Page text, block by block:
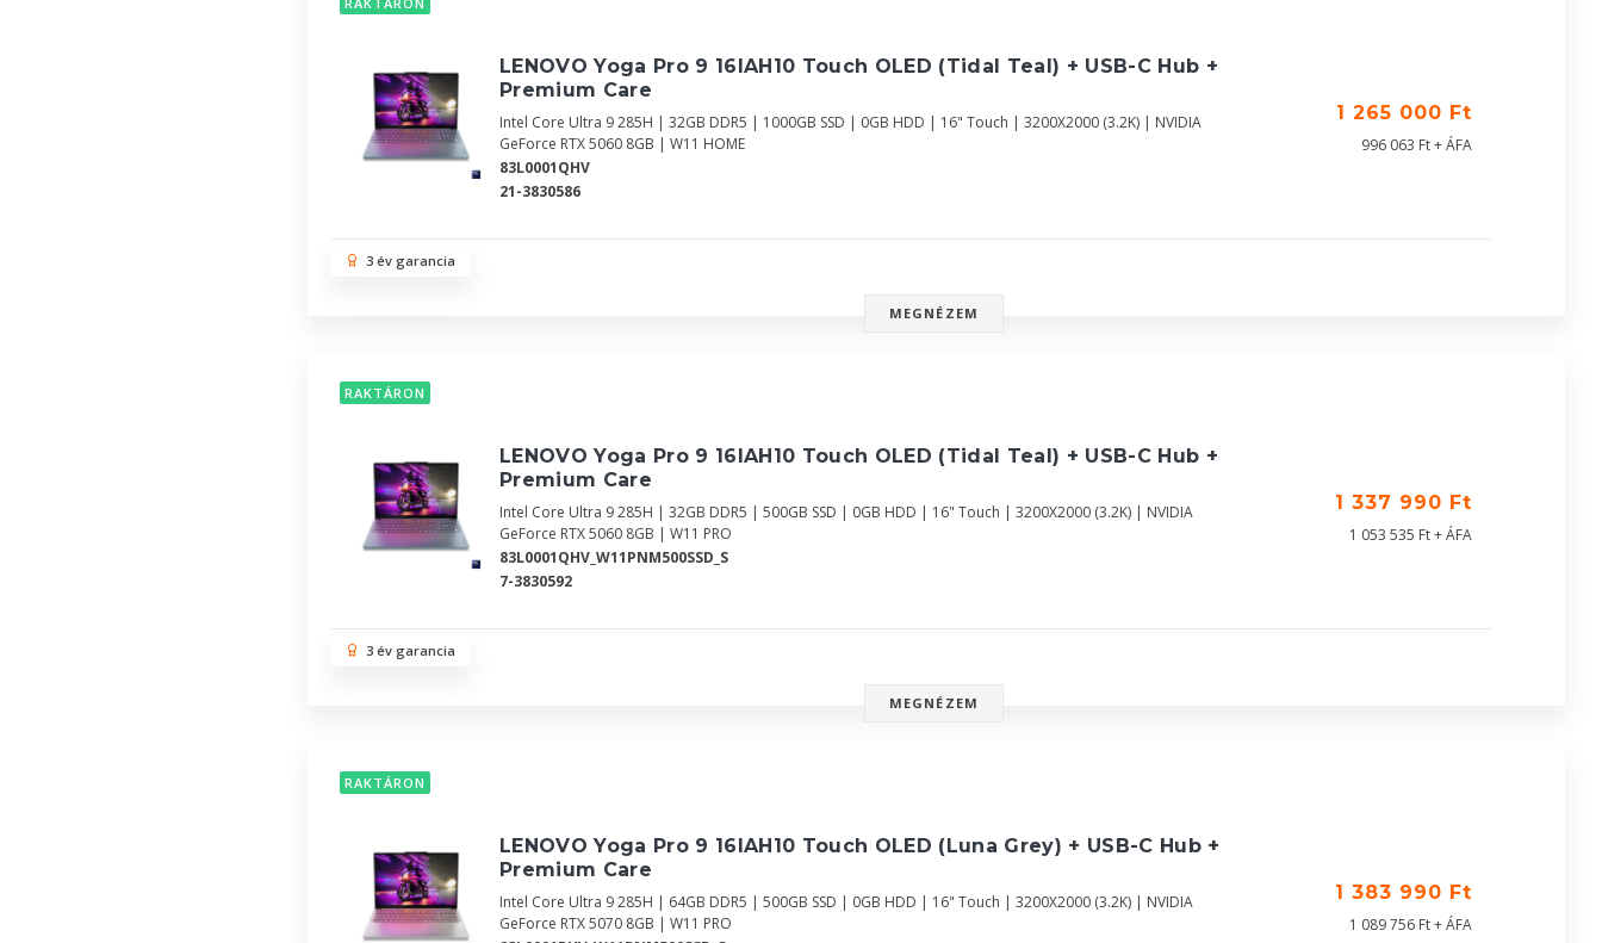
LENOVO Yoga Pro 9 16IAH10 Touch OLED (Tidal Teal) + USB-C Hub +
Premium Care
Intel Core Ultra 9 285H | 32GB DDR5 | 1000GB SSD | 0GB HDD | 16" Touch | 3200X2000 (3.2K) | NVIDIA
GeForce RTX 5060 8GB | W11 HOME
83L0001QHV
21-3830586
1 265 000 Ft
996 063 Ft + ÁFA
3 év garancia
MEGNÉZEM
RAKTÁRON
LENOVO Yoga Pro 9 16IAH10 Touch OLED (Tidal Teal) + USB-C Hub +
Premium Care
Intel Core Ultra 9 285H | 32GB DDR5 | 500GB SSD | 0GB HDD | 16" Touch | 3200X2000 (3.2K) | NVIDIA
GeForce RTX 5060 8GB | W11 PRO
83L0001QHV_W11PNM500SSD_S
7-3830592
1 337 990 Ft
1 053 535 Ft + ÁFA
3 év garancia
MEGNÉZEM
RAKTÁRON
LENOVO Yoga Pro 9 16IAH10 Touch OLED (Luna Grey) + USB-C Hub +
Premium Care
Intel Core Ultra 9 285H | 64GB DDR5 | 500GB SSD | 0GB HDD | 16" Touch | 3200X2000 (3.2K) | NVIDIA
GeForce RTX 5070 8GB | W11 PRO
1 383 990 Ft
1 089 756 Ft + ÁFA